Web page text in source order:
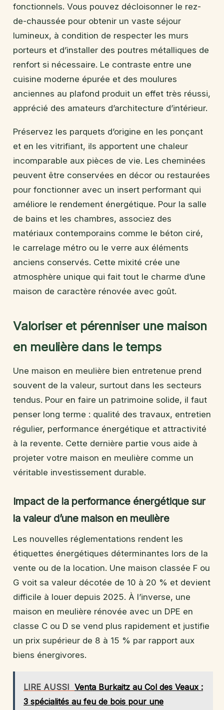
fonctionnels. Vous pouvez décloisonner le rez-
de-chaussée pour obtenir un vaste séjour
lumineux, à condition de respecter les murs
porteurs et d’installer des poutres métalliques de
renfort si nécessaire. Le contraste entre une
cuisine moderne épurée et des moulures
anciennes au plafond produit un effet très réussi,
apprécié des amateurs d’architecture d’intérieur.
Préservez les parquets d’origine en les ponçant
et en les vitrifiant, ils apportent une chaleur
incomparable aux pièces de vie. Les cheminées
peuvent être conservées en décor ou restaurées
pour fonctionner avec un insert performant qui
améliore le rendement énergétique. Pour la salle
de bains et les chambres, associez des
matériaux contemporains comme le béton ciré,
le carrelage métro ou le verre aux éléments
anciens conservés. Cette mixité crée une
atmosphère unique qui fait tout le charme d’une
maison de caractère rénovée avec goût.
Valoriser et pérenniser une maison
en meulière dans le temps
Une maison en meulière bien entretenue prend
souvent de la valeur, surtout dans les secteurs
tendus. Pour en faire un patrimoine solide, il faut
penser long terme : qualité des travaux, entretien
régulier, performance énergétique et attractivité
à la revente. Cette dernière partie vous aide à
projeter votre maison en meulière comme un
véritable investissement durable.
Impact de la performance énergétique sur
la valeur d’une maison en meulière
Les nouvelles réglementations rendent les
étiquettes énergétiques déterminantes lors de la
vente ou de la location. Une maison classée F ou
G voit sa valeur décotée de 10 à 20 % et devient
difficile à louer depuis 2025. À l’inverse, une
maison en meulière rénovée avec un DPE en
classe C ou D se vend plus rapidement et justifie
un prix supérieur de 8 à 15 % par rapport aux
biens énergivores.
LIRE AUSSI Venta Burkaitz au Col des Veaux :
3 spécialités au feu de bois pour une